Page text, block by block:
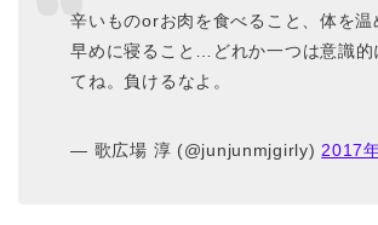
辛いものorお肉を食べること、体を温
早めに寝ること…どれか一つは意識的
てね。負けるなよ。
— 歌広場 淳 (@junjunmjgirly) 2017